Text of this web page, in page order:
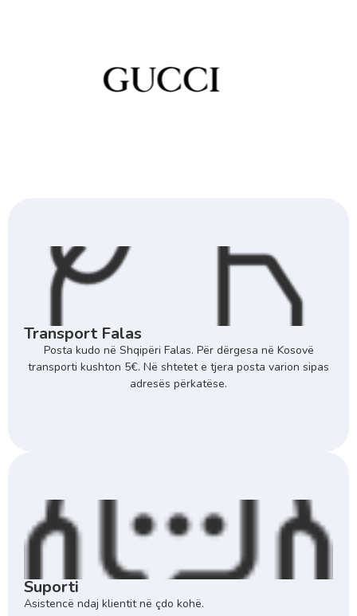
Transport Falas
Posta kudo në Shqipëri Falas. Për dërgesa në Kosovë
transporti kushton 5€. Në shtetet e tjera posta varion sipas
adresës përkatëse.
Suporti
Asistencë ndaj klientit në çdo kohë.